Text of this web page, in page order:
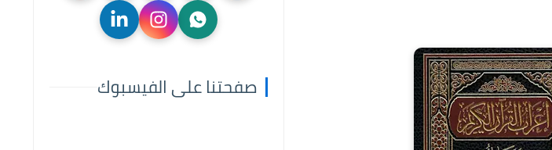
صفحتنا على الفيسبوك